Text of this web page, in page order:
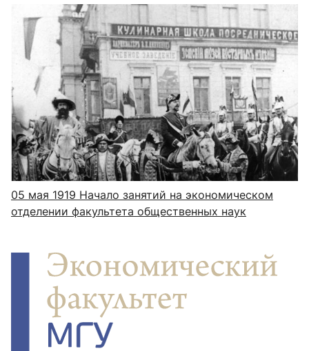
05 мая 1919 Начало занятий на экономическом
отделении факультета общественных наук